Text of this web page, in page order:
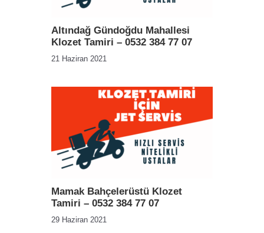
Altındağ Gündoğdu Mahallesi
Klozet Tamiri – 0532 384 77 07
21 Haziran 2021
Mamak Bahçelerüstü Klozet
Tamiri – 0532 384 77 07
29 Haziran 2021